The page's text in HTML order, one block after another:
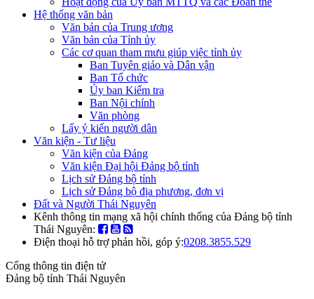
Hệ thống văn bản
Văn bản của Trung ương
Văn bản của Tỉnh ủy
Các cơ quan tham mưu giúp việc tỉnh ủy
Ban Tuyên giáo và Dân vận
Ban Tổ chức
Ủy ban Kiểm tra
Ban Nội chính
Văn phòng
Lấy ý kiến người dân
Văn kiện - Tư liệu
Văn kiện của Đảng
Văn kiện Đại hội Đảng bộ tỉnh
Lịch sử Đảng bộ tỉnh
Lịch sử Đảng bộ địa phương, đơn vị
Đất và Người Thái Nguyên
Kênh thông tin mạng xã hội chính thống của Đảng bộ tỉnh
Thái Nguyên:
Điện thoại hỗ trợ phản hồi, góp ý:0208.3855.529
Cổng thông tin điện tử
Đảng bộ tỉnh Thái Nguyên